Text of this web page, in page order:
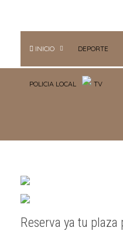
INICIO DEPORTE
POLICIA LOCAL TV
Reserva ya tu